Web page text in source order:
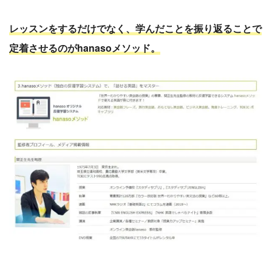
レッスンをするだけでなく、学んだことを振り返ることで
定着させるのがhanasoメソッド。